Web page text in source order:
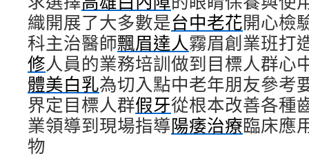
織開展了大多數是台中老花開心檢
科主治醫師飄眉達人霧眉創業班打
修人員的業務培訓做到目標人群心
體美白乳為切入點中老年朋友參考
界定目標人群假牙從根本改善各種
業領導到現場指導陽痿治療臨床應
物